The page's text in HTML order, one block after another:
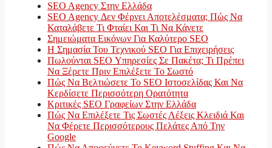
SEO Agency Στην Ελλάδα
SEO Agency Δεν Φέρνει Αποτελέσματα; Πώς Να
Καταλάβετε Τι Φταίει Και Τι Να Κάνετε
Σημειώματα Εικόνων Για Καλύτερο SEO
Η Σημασία Του Τεχνικού SEO Για Επιχειρήσεις
Πωλούνται SEO Υπηρεσίες Σε Πακέτα; Τι Πρέπει
Να Ξέρετε Πριν Επιλέξετε Το Σωστό
Πώς Να Βελτιώσετε Το SEO Ιστοσελίδας Και Να
Κερδίσετε Περισσότερη Ορατότητα
Κριτικές SEO Γραφείων Στην Ελλάδα
Πώς Να Επιλέξετε Τις Σωστές Λέξεις Κλειδιά Και
Να Φέρετε Περισσότερους Πελάτες Από Την
Google